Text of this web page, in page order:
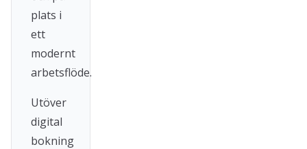
plats i
ett
modernt
arbetsflöde.
Utöver
digital
bokning